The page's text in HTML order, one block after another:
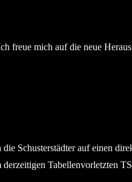
freue mich auf die neue
Schusterstädter auf einen
Tabellenvorletzten